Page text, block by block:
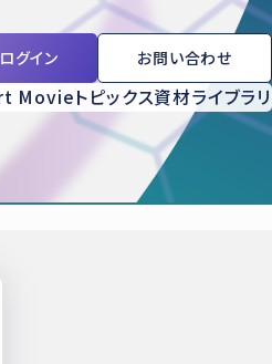
グイン お問い合わせ
Movieトピックス資材ライブラリ